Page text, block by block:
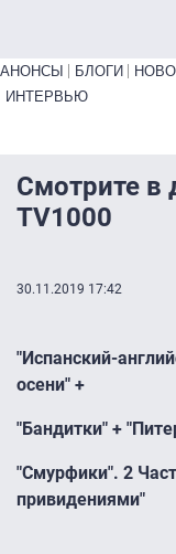
Primary links bottom
АНОНСЫ БЛОГИ
ИНТЕРВЬЮ
Смотрите в
TV1000
30.11.2019 17:42
"Испанский-
осени" +
"Бандитки" +
"Смурфики". 2
привидениями"